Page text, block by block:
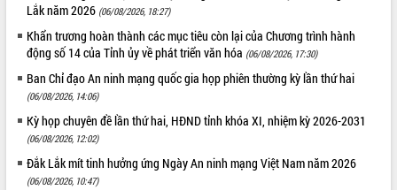
Hội nghị triển khai kết nối mạng
truyền số liệu chuyên dùng phục vụ cơ
quan Đảng, Nhà nước
Lễ phát động chuỗi hoạt động chung
tay làm sạch môi trường
công tác cải cách hành chính mô hình
mới
UBND tỉnh họp báo định kỳ tháng 4
năm 2026
Lắk năm 2026 (06/08/2026, 18:27)
Khẩn trương hoàn thành các mục tiêu còn lại của Chương trình hành
động số 14 của Tỉnh ủy về phát triển văn hóa (06/08/2026, 17:30)
Ban Chỉ đạo An ninh mạng quốc gia họp phiên thường kỳ lần thứ hai
(06/08/2026, 14:06)
Kỳ họp chuyên đề lần thứ hai, HĐND tỉnh khóa XI, nhiệm kỳ 2026-2031
(06/08/2026, 12:02)
Đắk Lắk mít tinh hưởng ứng Ngày An ninh mạng Việt Nam năm 2026
(06/08/2026, 10:47)